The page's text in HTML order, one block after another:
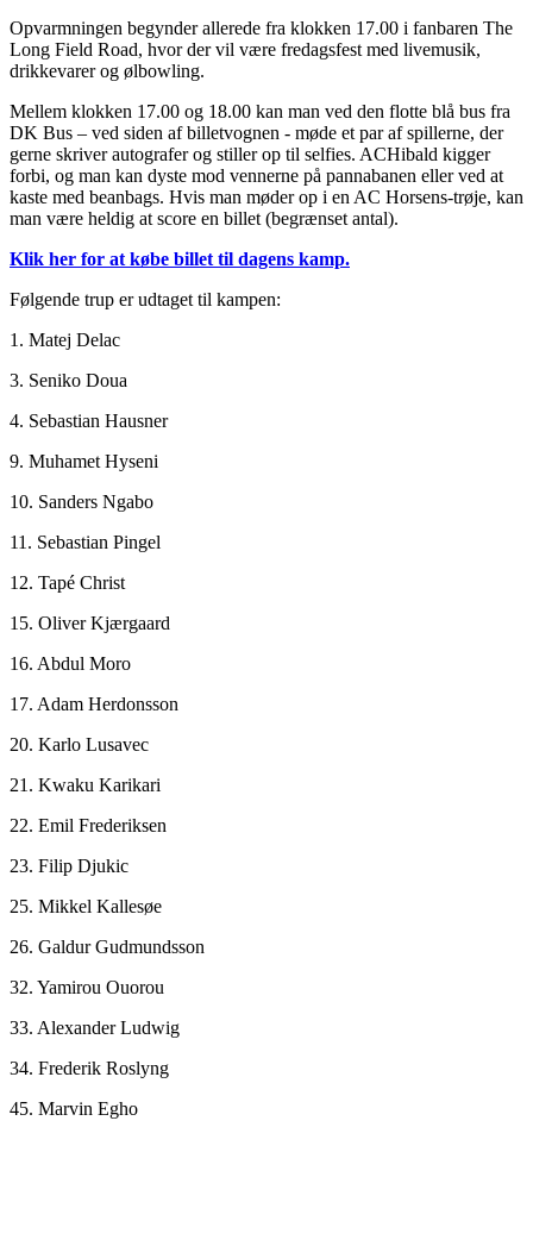
Opvarmningen begynder allerede fra klokken 17.00 i fanbaren The
Long Field Road, hvor der vil være fredagsfest med livemusik,
drikkevarer og ølbowling.
Mellem klokken 17.00 og 18.00 kan man ved den flotte blå bus fra
DK Bus – ved siden af billetvognen - møde et par af spillerne, der
gerne skriver autografer og stiller op til selfies. ACHibald kigger
forbi, og man kan dyste mod vennerne på pannabanen eller ved at
kaste med beanbags. Hvis man møder op i en AC Horsens-trøje, kan
man være heldig at score en billet (begrænset antal).
Klik her for at købe billet til dagens kamp.
Følgende trup er udtaget til kampen:
1. Matej Delac
3. Seniko Doua
4. Sebastian Hausner
9. Muhamet Hyseni
10. Sanders Ngabo
11. Sebastian Pingel
12. Tapé Christ
15. Oliver Kjærgaard
16. Abdul Moro
17. Adam Herdonsson
20. Karlo Lusavec
21. Kwaku Karikari
22. Emil Frederiksen
23. Filip Djukic
25. Mikkel Kallesøe
26. Galdur Gudmundsson
32. Yamirou Ouorou
33. Alexander Ludwig
34. Frederik Roslyng
45. Marvin Egho